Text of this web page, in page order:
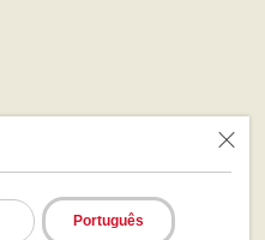
Português